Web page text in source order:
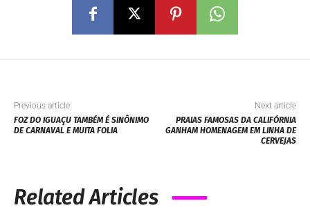
Previous article
FOZ DO IGUAÇU TAMBÉM É SINÔNIMO
DE CARNAVAL E MUITA FOLIA
Next article
PRAIAS FAMOSAS DA CALIFÓRNIA
GANHAM HOMENAGEM EM LINHA DE
CERVEJAS
Related Articles